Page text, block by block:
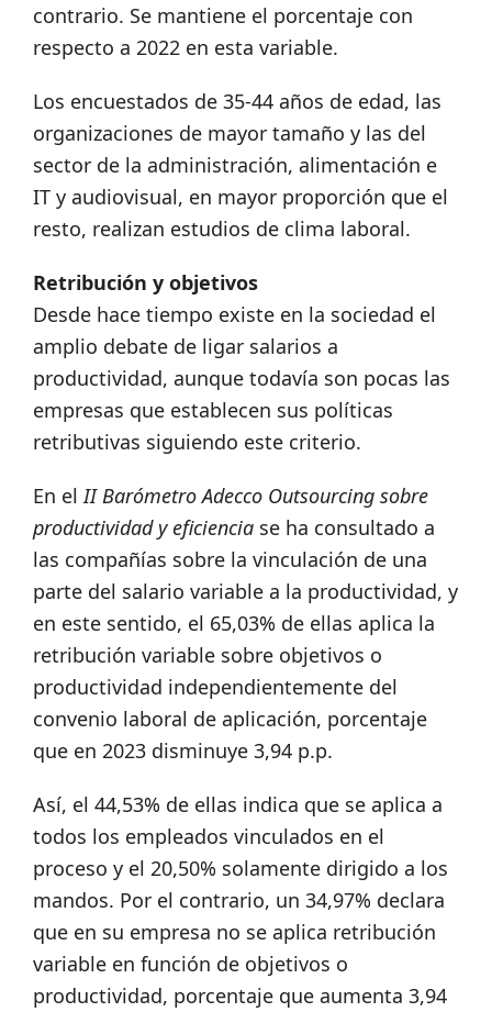
contrario. Se mantiene el porcentaje con
respecto a 2022 en esta variable.
Los encuestados de 35-44 años de edad, las
organizaciones de mayor tamaño y las del
sector de la administración, alimentación e
IT y audiovisual, en mayor proporción que el
resto, realizan estudios de clima laboral.
Retribución y objetivos
Desde hace tiempo existe en la sociedad el
amplio debate de ligar salarios a
productividad, aunque todavía son pocas las
empresas que establecen sus políticas
retributivas siguiendo este criterio.
En el II Barómetro Adecco Outsourcing sobre
productividad y eficiencia se ha consultado a
las compañías sobre la vinculación de una
parte del salario variable a la productividad, y
en este sentido, el 65,03% de ellas aplica la
retribución variable sobre objetivos o
productividad independientemente del
convenio laboral de aplicación, porcentaje
que en 2023 disminuye 3,94 p.p.
Así, el 44,53% de ellas indica que se aplica a
todos los empleados vinculados en el
proceso y el 20,50% solamente dirigido a los
mandos. Por el contrario, un 34,97% declara
que en su empresa no se aplica retribución
variable en función de objetivos o
productividad, porcentaje que aumenta 3,94